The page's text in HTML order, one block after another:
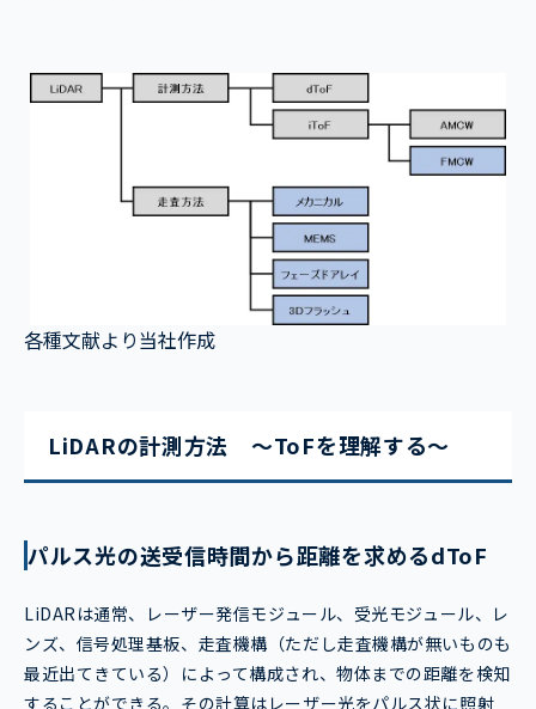
各種文献より当社作成
LiDARの計測方法 ～ToFを理解する～
パルス光の送受信時間から距離を求めるdToF
LiDARは通常、レーザー発信モジュール、受光モジュール、レ
ンズ、信号処理基板、走査機構（ただし走査機構が無いものも
最近出てきている）によって構成され、物体までの距離を検知
することができる。その計算はレーザー光をパルス状に照射